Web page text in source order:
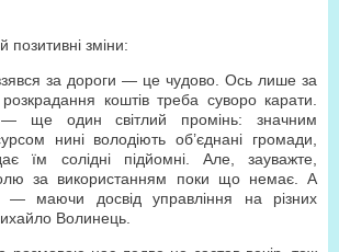
позитивні зміни:
за дороги — це чудово. Ось лише за
коштів треба суворо карати.
— ще один світлий промінь: значним
нині володіють об’єднані громади,
їм солідні підйомні. Але, зауважте,
за використанням поки що немає. А
маючи досвід управління на різних
Волинець.